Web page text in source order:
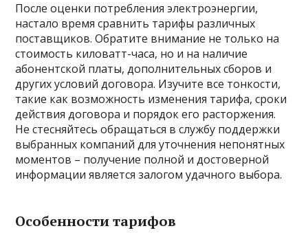
После оценки потребления электроэнергии,
настало время сравнить тарифы различных
поставщиков. Обратите внимание не только на
стоимость киловатт-часа, но и на наличие
абонентской платы, дополнительных сборов и
других условий договора. Изучите все тонкости,
такие как возможность изменения тарифа, сроки
действия договора и порядок его расторжения.
Не стесняйтесь обращаться в службу поддержки
выбранных компаний для уточнения непонятных
моментов – получение полной и достоверной
информации является залогом удачного выбора.
Особенности тарифов